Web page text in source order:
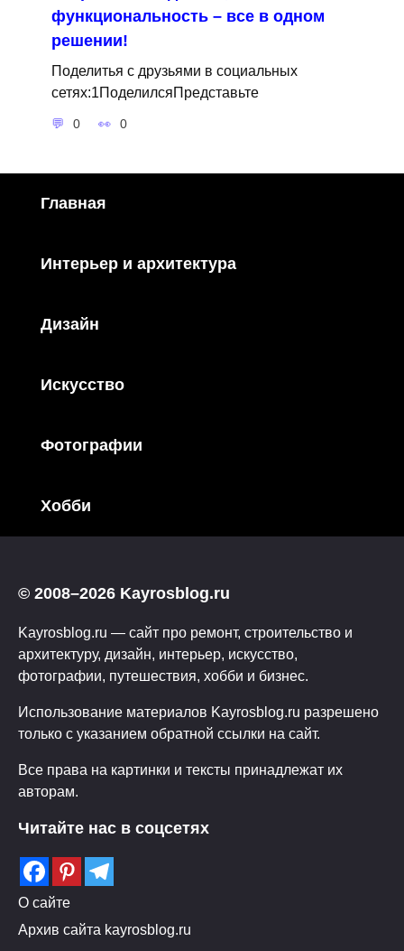
функциональность – все в одном
решении!
Поделитья с друзьями в социальных
сетях:1ПоделилсяПредставьте
0 0
Главная
Интерьер и архитектура
Дизайн
Искусство
Фотографии
Хобби
© 2008–2026 Kayrosblog.ru
Kayrosblog.ru — сайт про ремонт, строительство и
архитектуру, дизайн, интерьер, искусство,
фотографии, путешествия, хобби и бизнес.
Использование материалов Kayrosblog.ru разрешено
только с указанием обратной ссылки на сайт.
Все права на картинки и тексты принадлежат их
авторам.
Читайте нас в соцсетях
О сайте
Архив сайта kayrosblog.ru